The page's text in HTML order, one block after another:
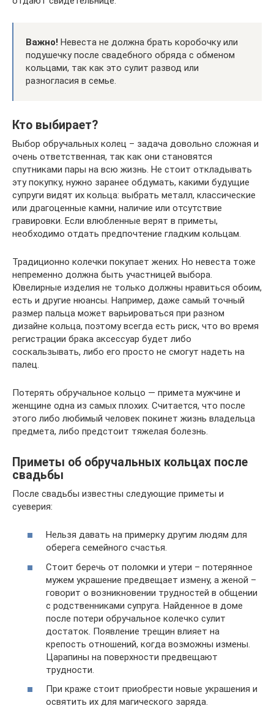
Важно! Невеста не должна брать коробочку или
подушечку после свадебного обряда с обменом
кольцами, так как это сулит развод или
разногласия в семье.
Кто выбирает?
Выбор обручальных колец – задача довольно сложная и
очень ответственная, так как они становятся
спутниками пары на всю жизнь. Не стоит откладывать
эту покупку, нужно заранее обдумать, какими будущие
супруги видят их кольца: выбрать металл, классические
или драгоценные камни, наличие или отсутствие
гравировки. Если влюбленные верят в приметы,
необходимо отдать предпочтение гладким кольцам.
Традиционно колечки покупает жених. Но невеста тоже
непременно должна быть участницей выбора.
Ювелирные изделия не только должны нравиться обоим,
есть и другие нюансы. Например, даже самый точный
размер пальца может варьироваться при разном
дизайне кольца, поэтому всегда есть риск, что во время
регистрации брака аксессуар будет либо
соскальзывать, либо его просто не смогут надеть на
палец.
Потерять обручальное кольцо — примета мужчине и
женщине одна из самых плохих. Считается, что после
этого либо любимый человек покинет жизнь владельца
предмета, либо предстоит тяжелая болезнь.
Приметы об обручальных кольцах после
свадьбы
После свадьбы известны следующие приметы и
суеверия:
Нельзя давать на примерку другим людям для
оберега семейного счастья.
Стоит беречь от поломки и утери – потерянное
мужем украшение предвещает измену, а женой –
говорит о возникновении трудностей в общении
с родственниками супруга. Найденное в доме
после потери обручальное колечко сулит
достаток. Появление трещин влияет на
крепость отношений, когда возможны измены.
Царапины на поверхности предвещают
трудности.
При краже стоит приобрести новые украшения и
освятить их для магического заряда.